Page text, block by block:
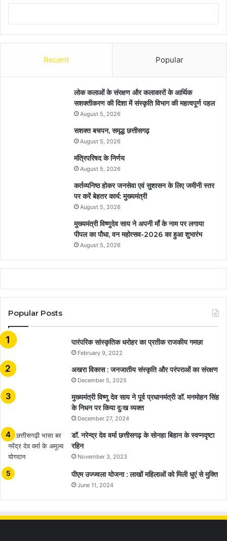
Recent Popular
लोक कलाओं के संरक्षण और कलाकारों के आर्थिक
सशक्तीकरण की दिशा में संस्कृति विभाग की महत्वपूर्ण पहल
August 5, 2026
सशक्त बचपन, समृद्ध छत्तीसगढ़
August 5, 2026
मंत्रिपरिषद के निर्णय
August 5, 2026
कर्तव्यनिष्ठ होकर जनसेवा एवं सुशासन के लिए जमीनी स्तर
पर करें बेहतर कार्य: मुख्यमंत्री
August 5, 2026
मुख्यमंत्री विष्णुदेव साय ने अपनी माँ के नाम पर लगाया
पीपल का पौधा, वन महोत्सव-2026 का हुआ शुभारंभ
August 5, 2026
Popular Posts
​​​​​​​पारंपरिक सांस्कृतिक धरोहर का प्रतीक राजकीय गमछा
February 9, 2022
अखरा विकास : जनजातीय संस्कृति और परंपराओं का संरक्षण
December 5, 2025
मुख्यमंत्री विष्णु देव साय ने पूर्व प्रधानमंत्री डॉ. मनमोहन सिंह
के निधन पर किया दुःख व्यक्त
December 27, 2024
डॉ. नरेन्द्र देव वर्मा छत्तीसगढ़ के सोनहा बिहान के स्वप्नदृष्टा
रहिन
November 3, 2023
पीएम उज्ज्वला योजना : लाखों महिलाओं को मिली धुएं से मुक्ति
June 11, 2024